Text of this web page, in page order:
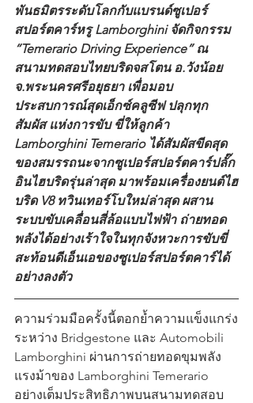
พันธมิตรระดับโลกกับแบรนด์ซูเปอร์
สปอร์ตคาร์หรู Lamborghini จัดกิจกรรม
“Temerario Driving Experience” ณ
สนามทดสอบไทยบริดจสโตน อ.วังน้อย
จ.พระนครศรีอยุธยา เพื่อมอบ
ประสบการณ์สุดเอ็กซ์คลูซีฟ ปลุกทุก
สัมผัส แห่งการขับ ขี่ให้ลูกค้า
Lamborghini Temerario ได้สัมผัสขีดสุด
ของสมรรถนะจากซูเปอร์สปอร์ตคาร์ปลั๊ก
อินไฮบริดรุ่นล่าสุด มาพร้อมเครื่องยนต์ไฮ
บริด V8 ทวินเทอร์โบใหม่ล่าสุด ผสาน
ระบบขับเคลื่อนสี่ล้อแบบไฟฟ้า ถ่ายทอด
พลังได้อย่างเร้าใจในทุกจังหวะการขับขี่
สะท้อนดีเอ็นเอของซูเปอร์สปอร์ตคาร์ได้
อย่างลงตัว
ความร่วมมือครั้งนี้ตอกย้ำความแข็งแกร่ง
ระหว่าง Bridgestone และ Automobili
Lamborghini ผ่านการถ่ายทอดขุมพลัง
แรงม้าของ Lamborghini Temerario
อย่างเต็มประสิทธิภาพบนสนามทดสอบ